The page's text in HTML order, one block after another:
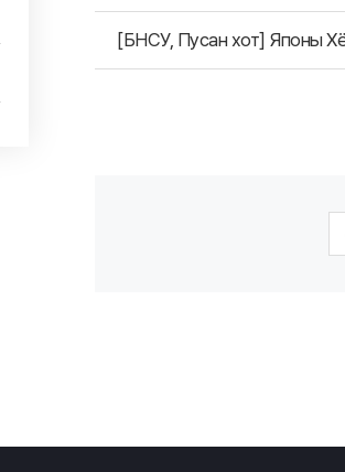
[БНСУ, Пусан хот] Японы